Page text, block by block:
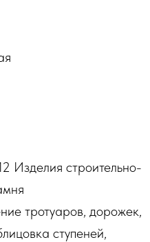
Изделия строительно-
тротуаров, дорожек,
ступеней,